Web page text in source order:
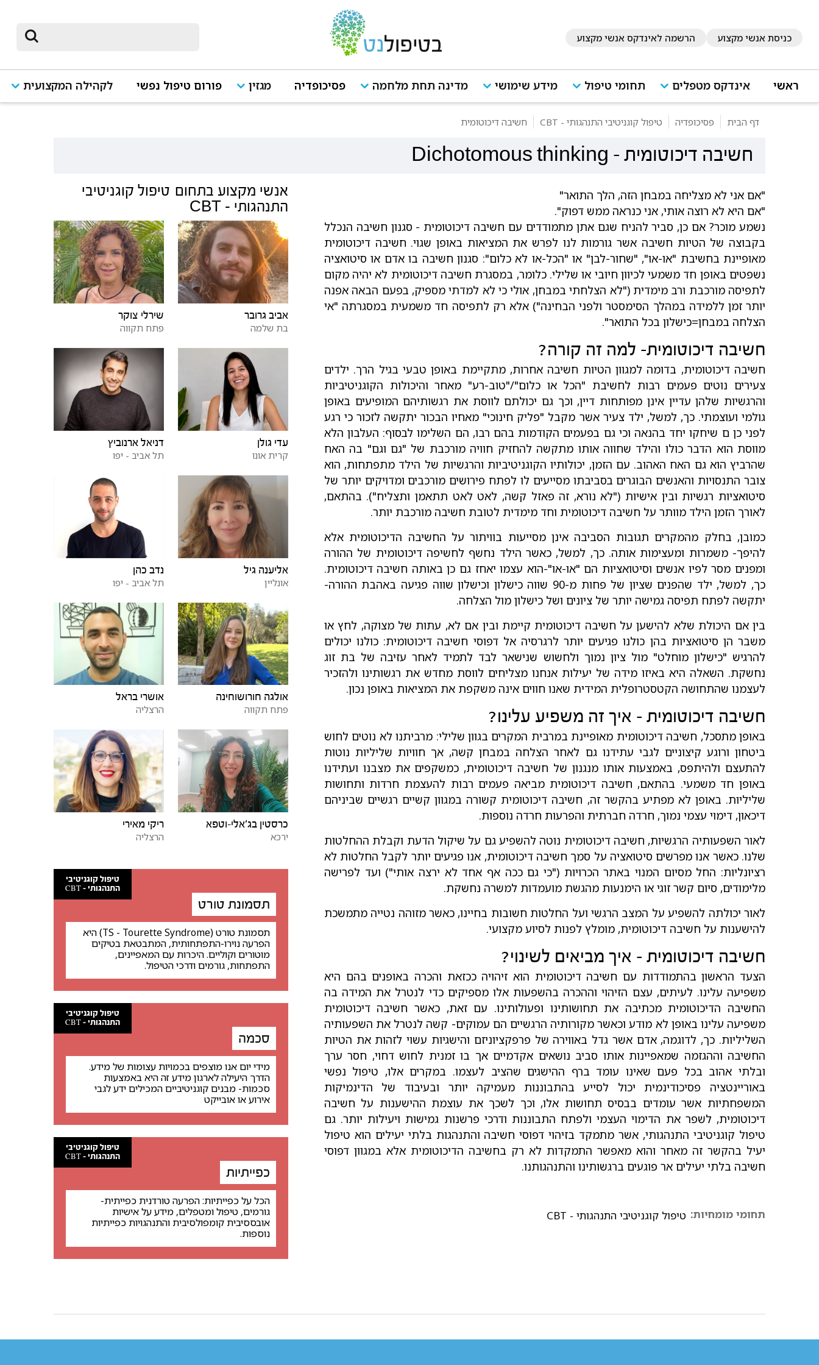
כניסת אנשי מקצוע הרשמה לאינדקס אנשי מקצוע
ראשי אינדקס מטפלים תחומי טיפול מידע שימושי מדינה תחת מלחמה פסיכופדיה מגזין פורום טיפול נפשי לקהילה המקצועית
דף הבית פסיכופדיה טיפול קוגניטיבי התנהגותי - CBT חשיבה דיכוטומית
Dichotomous thinking - חשיבה דיכוטומית
"אם אני לא מצליחה במבחן הזה, הלך התואר"
"אם היא לא רוצה אותי, אני כנראה ממש דפוק".
נשמע מוכר? אם כן, סביר להניח שגם אתן מתמודדים עם חשיבה דיכוטומית - סגנון חשיבה הנכלל
בקבוצה של הטיות חשיבה אשר גורמות לנו לפרש את המציאות באופן שגוי. חשיבה דיכוטומית
מאופיינת בחשיבת "או-או", "שחור-לבן" או "הכל-או לא כלום": סגנון חשיבה בו אדם או סיטואציה
נשפטים באופן חד משמעי לכיוון חיובי או שלילי. כלומר, במסגרת חשיבה דיכוטומית לא יהיה מקום
לתפיסה מורכבת ורב מימדית ("לא הצלחתי במבחן, אולי כי לא למדתי מספיק, בפעם הבאה אפנה
יותר זמן ללמידה במהלך הסימסטר ולפני הבחינה") אלא רק לתפיסה חד משמעית במסגרתה "אי
הצלחה במבחן=כישלון בכל התואר".
חשיבה דיכוטומית- למה זה קורה?
חשיבה דיכוטומית, בדומה למגוון הטיות חשיבה אחרות, מתקיימת באופן טבעי בגיל הרך. ילדים
צעירים נוטים פעמים רבות לחשיבת "הכל או כלום"/"טוב-רע" מאחר והיכולות הקוגניטיביות
והרגשיות שלהן עדיין אינן מפותחות דיין, וכך גם יכולתם לווסת את רגשותיהם המופיעים באופן
גולמי ועוצמתי. כך, למשל, ילד צעיר אשר מקבל "פליק חינוכי" מאחיו הבכור יתקשה לזכור כי רגע
לפני כן ם שיחקו יחד בהנאה וכי גם בפעמים הקודמות בהם רבו, הם השלימו לבסוף: העלבון הלא
מווסת הוא הדבר כולו והילד שחווה אותו מתקשה להחזיק חוויה מורכבת של "גם וגם" בה האח
שהרביץ הוא גם האח האהוב. עם הזמן, יכולותיו הקוגניטיביות והרגשיות של הילד מתפתחות, הוא
צובר התנסויות והאנשים הבוגרים בסביבתו מסייעים לו לפתח פירושים מורכבים ומדויקים יותר של
סיטואציות רגשיות ובין אישיות ("לא נורא, זה פאזל קשה, לאט לאט תתאמן ותצליח"). בהתאם,
לאורך הזמן הילד מוותר על חשיבה דיכוטומית וחד מימדית לטובת חשיבה מורכבת יותר.
כמובן, בחלק מהמקרים תגובות הסביבה אינן מסייעות בוויתור על החשיבה הדיכוטומית אלא
להיפך- משמרות ומעצימות אותה. כך, למשל, כאשר הילד נחשף לחשיפה דיכוטומית של ההורה
ומפנים מסר לפיו אנשים וסיטואציות הם "או-או"-הוא עצמו יאחז גם כן באותה חשיבה דיכוטומית.
כך, למשל, ילד שהפנים שציון של פחות מ-90 שווה כישלון וכישלון שווה פגיעה באהבת ההורה-
יתקשה לפתח תפיסה גמישה יותר של ציונים ושל כישלון מול הצלחה.
בין אם היכולת שלא להישען על חשיבה דיכוטומית קיימת ובין אם לא, עתות של מצוקה, לחץ או
משבר הן סיטואציות בהן כולנו פגיעים יותר לרגרסיה אל דפוסי חשיבה דיכוטומית: כולנו יכולים
להרגיש "כישלון מוחלט" מול ציון נמוך ולחשוש שנישאר לבד לתמיד לאחר עזיבה של בת זוג
נחשקת. השאלה היא באיזו מידה של יעילות אנחנו מצליחים לווסת מחדש את רגשותינו ולהזכיר
לעצמנו שהתחושה הקטסטרופלית המידית שאנו חווים אינה משקפת את המציאות באופן נכון.
חשיבה דיכוטומית – איך זה משפיע עלינו?
באופן מתסכל, חשיבה דיכוטומית מאופיינת במרבית המקרים בגוון שלילי: מרביתנו לא נוטים לחוש
ביטחון ורוגע קיצוניים לגבי עתידנו גם לאחר הצלחה במבחן קשה, אך חוויות שליליות נוטות
להתעצם ולהיתפס, באמצעות אותו מנגנון של חשיבה דיכוטומית, כמשקפים את מצבנו ועתידנו
באופן חד משמעי. בהתאם, חשיבה דיכוטומית מביאה פעמים רבות להעצמת חרדות ותחושות
שליליות. באופן לא מפתיע בהקשר זה, חשיבה דיכוטומית קשורה במגוון קשיים רגשיים שביניהם
דיכאון, דימוי עצמי נמוך, חרדה חברתית והפרעות חרדה נוספות.
לאור השפעותיה הרגשיות, חשיבה דיכוטומית נוטה להשפיע גם על שיקול הדעת וקבלת ההחלטות
שלנו. כאשר אנו מפרשים סיטואציה על סמך חשיבה דיכוטומית, אנו פגיעים יותר לקבל החלטות לא
רציונליות: החל מסיום המנוי באתר הכרויות ("כי גם ככה אף אחד לא ירצה אותי") ועד לפרישה
מלימודים, סיום קשר זוגי או הימנעות מהגשת מועמדות למשרה נחשקת.
לאור יכולתה להשפיע על המצב הרגשי ועל החלטות חשובות בחיינו, כאשר מזוהה נטייה מתמשכת
להישענות על חשיבה דיכוטומית, מומלץ לפנות לסיוע מקצועי.
חשיבה דיכוטומית – איך מביאים לשינוי?
הצעד הראשון בהתמודדות עם חשיבה דיכוטומית הוא זיהויה ככזאת והכרה באופנים בהם היא
משפיעה עלינו. לעיתים, עצם הזיהוי וההכרה בהשפעות אלו מספיקים כדי לנטרל את המידה בה
החשיבה הדיכוטומית מכתיבה את תחושותינו ופעולותינו. עם זאת, כאשר חשיבה דיכוטומית
משפיעה עלינו באופן לא מודע וכאשר מקורותיה הרגשיים הם עמוקים- קשה לנטרל את השפעותיה
השליליות. כך, לדוגמה, אדם אשר גדל באווירה של פרפקציוניזם והישגיות עשוי לזהות את הטיות
החשיבה וההגזמה שמאפיינות אותו סביב נושאים אקדמיים אך בו זמנית לחוש דחוי, חסר ערך
ובלתי אהוב בכל פעם שאינו עומד ברף ההישגים שהציב לעצמו. במקרים אלו, טיפול נפשי
באוריינטציה פסיכודינמית יכול לסייע בהתבוננות מעמיקה יותר ובעיבוד של הדינמיקות
המשפחתיות אשר עומדים בבסיס תחושות אלו, וכך לשכך את עוצמת ההישענות על חשיבה
דיכוטומית, לשפר את הדימוי העצמי ולפתח התבוננות ודרכי פרשנות גמישות ויעילות יותר. גם
טיפול קוגניטיבי התנהגותי, אשר מתמקד בזיהוי דפוסי חשיבה והתנהגות בלתי יעילים הוא טיפול
יעיל בהקשר זה מאחר והוא מאפשר התמקדות לא רק בחשיבה הדיכוטומית אלא במגוון דפוסי
חשיבה בלתי יעילים אר פוגעים ברגשותינו והתנהגותנו.
תחומי מומחיות: טיפול קוגניטיבי התנהגותי - CBT
אנשי מקצוע בתחום טיפול קוגניטיבי
התנהגותי - CBT
אביב גרובר
בת שלמה
שירלי צוקר
פתח תקווה
עדי גולן
קרית אונו
דניאל ארנוביץ
תל אביב - יפו
אליענה גיל
אונליין
נדב כהן
תל אביב - יפו
אולגה חורושוחינה
פתח תקווה
אושרי בראל
הרצליה
כרסטין בג'אלי-וטפא
ירכא
ריקי מאירי
הרצליה
טיפול קוגניטיבי
התנהגותי - CBT
תסמונת טורט
תסמונת טורט (TS - Tourette Syndrome) היא
הפרעה נוירו-התפתחותית, המתבטאת בטיקים
מוטורים וקוליים. היכרות עם המאפיינים,
התפתחות, גורמים ודרכי הטיפול.
טיפול קוגניטיבי
התנהגותי - CBT
סכמה
מידי יום אנו מוצפים בכמויות עצומות של מידע.
הדרך היעילה לארגון מידע זה היא באמצעות
סכמות- מבנים קוגניטיביים המכילים ידע לגבי
אירוע או אובייקט
טיפול קוגניטיבי
התנהגותי - CBT
כפייתיות
הכל על כפייתיות: הפרעה טורדנית כפייתית-
גורמים, טיפול ומטפלים, מידע על אישיות
אובססיבית קומפולסיבית והתנהגויות כפייתיות
נוספות.